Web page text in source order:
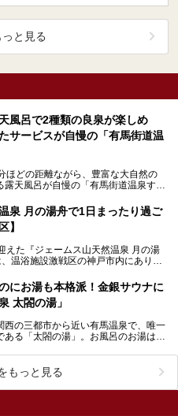
と見る
風呂で2種類の良泉が楽しめ
サービスが自慢の「有馬街道温
ほどの距離ながら、豊富な大自然の
天風呂が自慢の「有馬街道温泉すず
泉 月の湯舟で1日まったり過ご
】
えた『ジェームス山天然温泉 月の湯
温浴施設激戦区の神戸市内にありま
にお湯も本格派！金銀サウナに
太閤の湯」
西の三都市から近い有馬温泉で、唯一
る「太閤の湯」。お風呂のお湯は金
もっと見る